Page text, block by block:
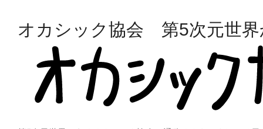
オカシック協会 第5次元世